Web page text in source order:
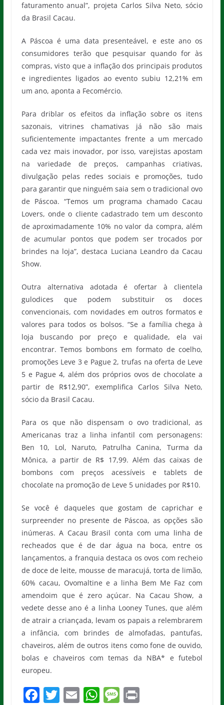
faturamento anual”, projeta Carlos Silva Neto, sócio
da Brasil Cacau.
A Páscoa é uma data presenteável, e este ano os
consumidores terão que pesquisar quando for às
compras, visto que a inflação dos principais produtos
e ingredientes ligados ao evento subiu 12,21% em
um ano, aponta a Fecomércio.
Para driblar os efeitos da inflação sobre os itens
sazonais, vitrines chamativas já não são mais
suficientemente impactantes frente a um mercado
cada vez mais inovador, por isso, varejistas apostam
na variedade de preços, campanhas criativas,
divulgação pelas redes sociais e promoções, tudo
para garantir que ninguém saia sem o tradicional ovo
de Páscoa. “Temos um programa chamado Cacau
Lovers, onde o cliente cadastrado tem um desconto
de aproximadamente 10% no valor da compra, além
de acumular pontos que podem ser trocados por
brindes na loja”, destaca Luciana Leandro da Cacau
Show.
Outra alternativa adotada é ofertar à clientela
gulodices que podem substituir os doces
convencionais, com novidades em outros formatos e
valores para todos os bolsos. “Se a família chega à
loja buscando por preço e qualidade, ela vai
encontrar. Temos bombons em formato de coelho,
promoções Leve 3 e Pague 2, trufas na oferta de Leve
5 e Pague 4, além dos próprios ovos de chocolate a
partir de R$12,90”, exemplifica Carlos Silva Neto,
sócio da Brasil Cacau.
Para os que não dispensam o ovo tradicional, as
Americanas traz a linha infantil com personagens:
Ben 10, Lol, Naruto, Patrulha Canina, Turma da
Mônica, a partir de R$ 17,99. Além das caixas de
bombons com preços acessíveis e tablets de
chocolate na promoção de Leve 5 unidades por R$10.
Se você é daqueles que gostam de caprichar e
surpreender no presente de Páscoa, as opções são
inúmeras. A Cacau Brasil conta com uma linha de
recheados que é de dar água na boca, entre os
lançamentos, a franquia destaca os ovos com recheio
de doce de leite, mousse de maracujá, torta de limão,
60% cacau, Ovomaltine e a linha Bem Me Faz com
amendoim que é zero açúcar. Na Cacau Show, a
vedete desse ano é a linha Looney Tunes, que além
de atrair a criançada, levam os papais a relembrarem
a infância, com brindes de almofadas, pantufas,
chaveiros, além de outros itens como fone de ouvido,
bolas e chaveiros com temas da NBA* e futebol
europeu.
F T E W M Pr